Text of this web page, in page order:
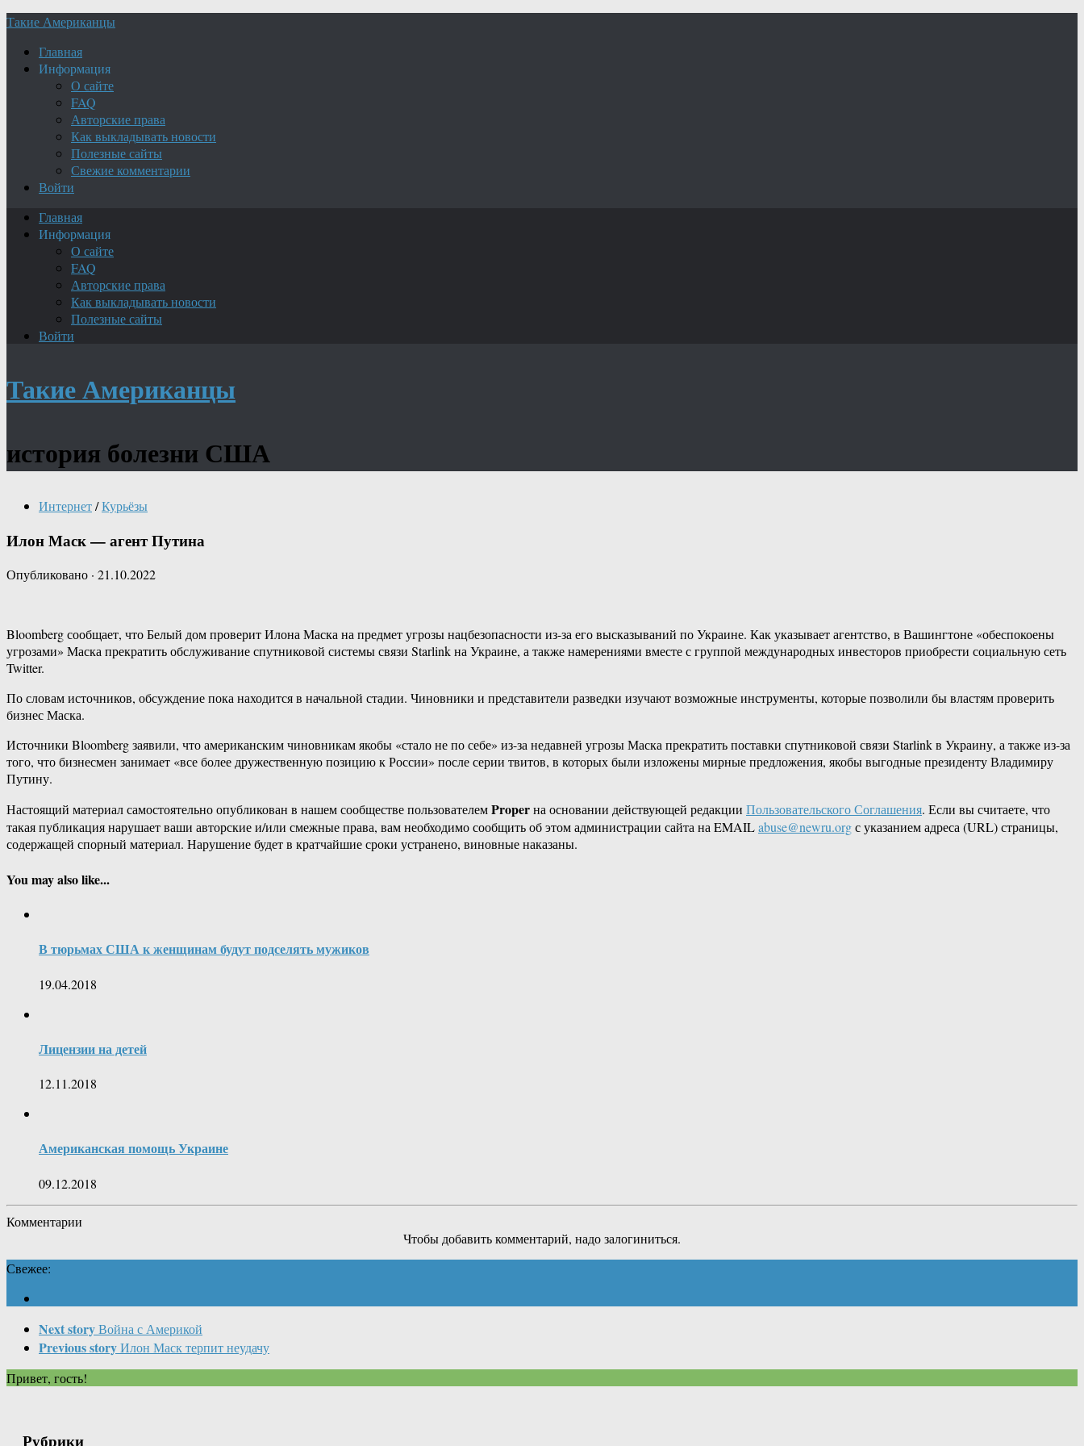
Такие Американцы
Главная
Информация
О сайте
FAQ
Авторские права
Как выкладывать новости
Полезные сайты
Свежие комментарии
Войти
Главная
Информация
О сайте
FAQ
Авторские права
Как выкладывать новости
Полезные сайты
Войти
Такие Американцы
история болезни США
Интернет/Курьёзы
Илон Маск — агент Путина
Опубликовано · 21.10.2022
Bloomberg сообщает, что Белый дом проверит Илона Маска на предмет угрозы нацбезопасности из-за его высказываний по Украине. Как указывает агентство, в Вашингтоне «обеспокоены
угрозами» Маска прекратить обслуживание спутниковой системы связи Starlink на Украине, а также намерениями вместе с группой международных инвесторов приобрести социальную сеть
Twitter.
По словам источников, обсуждение пока находится в начальной стадии. Чиновники и представители разведки изучают возможные инструменты, которые позволили бы властям проверить
бизнес Маска.
Источники Bloomberg заявили, что американским чиновникам якобы «стало не по себе» из-за недавней угрозы Маска прекратить поставки спутниковой связи Starlink в Украину, а также из-за
того, что бизнесмен занимает «все более дружественную позицию к России» после серии твитов, в которых были изложены мирные предложения, якобы выгодные президенту Владимиру
Путину.
Настоящий материал самостоятельно опубликован в нашем сообществе пользователемProperна основании действующей редакции Пользовательского Соглашения. Если вы считаете, что
такая публикация нарушает ваши авторские и/или смежные права, вам необходимо сообщить об этом администрации сайта на EMAILabuse@newru.orgс указанием адреса (URL) страницы,
содержащей спорный материал. Нарушение будет в кратчайшие сроки устранено, виновные наказаны.
You may also like...
В тюрьмах США к женщинам будут подселять мужиков
19.04.2018
Лицензии на детей
12.11.2018
Американская помощь Украине
09.12.2018
Комментарии
Чтобы добавить комментарий, надо залогиниться.
Свежее:
Next storyВойна с Америкой
Previous storyИлон Маск терпит неудачу
Привет, гость!
Рубрики